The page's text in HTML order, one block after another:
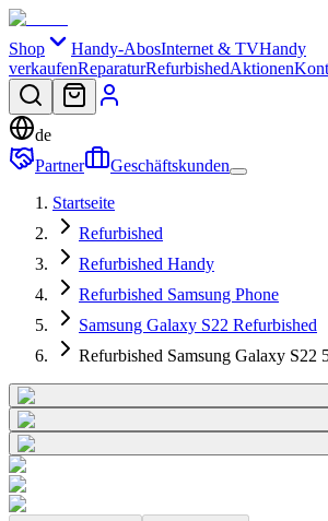
Shop Handy-AbosInternet & TVHandy
verkaufenReparaturRefurbishedAktionen
de
Partner
Geschäftskunden
Startseite
Refurbished
Refurbished Handy
Refurbished Samsung Phone
Samsung Galaxy S22 Refurbished
Refurbished Samsung Galaxy S22